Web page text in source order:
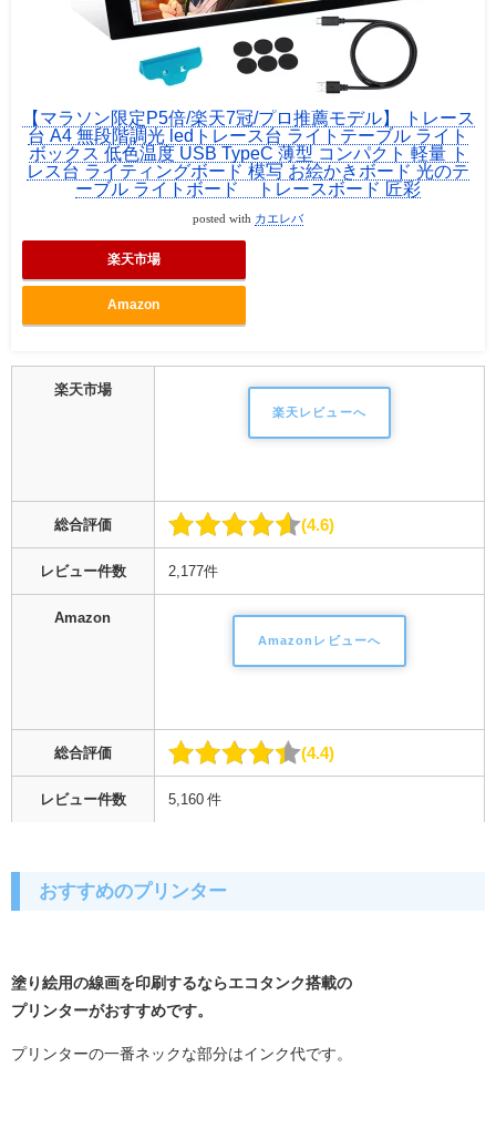
【マラソン限定P5倍/楽天7冠/プロ推薦モデル】 トレース
台 A4 無段階調光 ledトレース台 ライトテーブル ライト
ボックス 低色温度 USB TypeC 薄型 コンパクト 軽量 ト
レス台 ライティングボード 模写 お絵かきボード 光のテ
ーブル ライトボード トレースボード 匠彩
posted with カエレバ
楽天市場
Amazon
楽天市場
楽天レビューへ
総合評価 4.6
レビュー件数 2,177件
Amazon
Amazonレビューへ
総合評価 4.4
レビュー件数 5,160 件
おすすめのプリンター
塗り絵用の線画を印刷するならエコタンク搭載の
プリンターがおすすめです。
プリンターの一番ネックな部分はインク代です。